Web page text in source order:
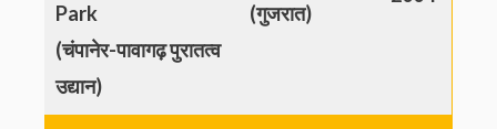
Park
(चंपानेर-पावागढ़ पुरातत्व
उद्यान)
(गुजरात)